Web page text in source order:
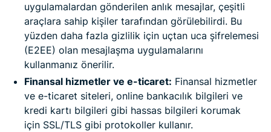
uygulamalardan gönderilen anlık mesajlar, çeşitli
araçlara sahip kişiler tarafından görülebilirdi. Bu
yüzden daha fazla gizlilik için uçtan uca şifrelemesi
(E2EE) olan mesajlaşma uygulamalarını
kullanmanız önerilir.
Finansal hizmetler ve e-ticaret: Finansal hizmetler
ve e-ticaret siteleri, online bankacılık bilgileri ve
kredi kartı bilgileri gibi hassas bilgileri korumak
için SSL/TLS gibi protokoller kullanır.